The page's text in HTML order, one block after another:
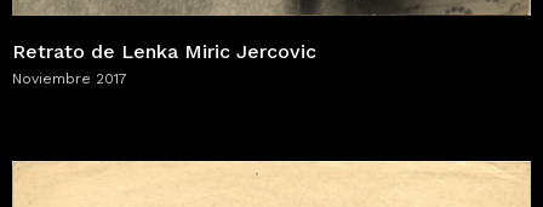
Retrato de Lenka Miric Jercovic
Noviembre 2017